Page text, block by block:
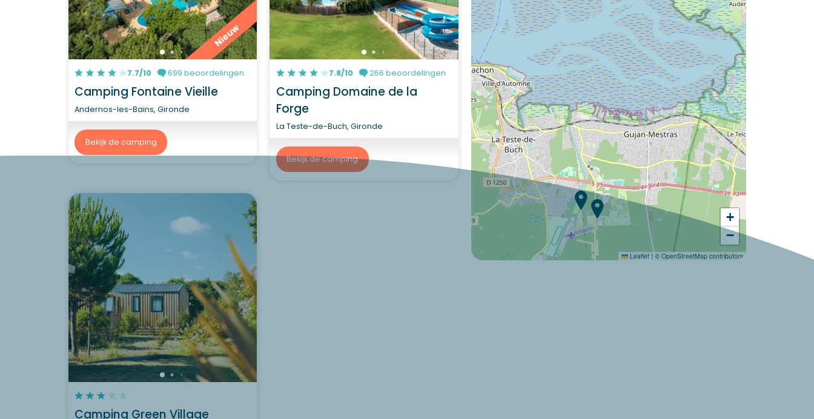
Nieuw
7.7/10 699 beoordelingen
Camping Fontaine Vieille
Andernos-les-Bains, Gironde
Bekijk de camping
7.8/10 266 beoordelingen
Camping Domaine de la
Forge
La Teste-de-Buch, Gironde
Bekijk de camping
Wil je ontdekken :
Camping Green Village ?
Camping Green Village
+
−
Leaflet | © OpenStreetMapcontributors